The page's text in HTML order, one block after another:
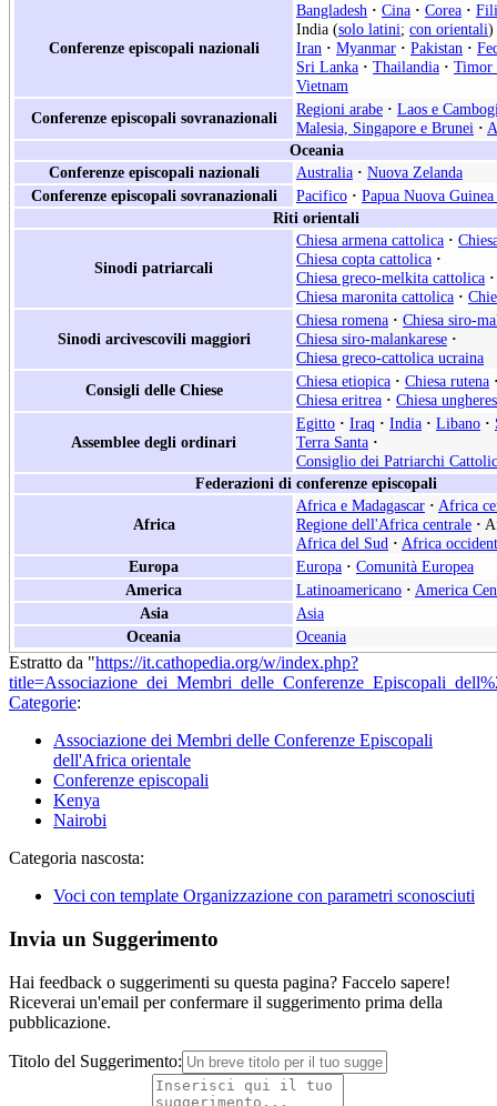
Conferenze episcopali nazionali
Bangladesh · Cina · Corea ·
India (solo latini; con orientali)
Iran · Myanmar · Pakistan ·
Sri Lanka · Thailandia · Timor
Vietnam
Conferenze episcopali sovranazionali
Regioni arabe · Laos e
Malesia, Singapore e Brunei ·
Oceania
Conferenze episcopali nazionali
Australia · Nuova Zelanda
Conferenze episcopali sovranazionali
Pacifico · Papua Nuova
Riti orientali
Sinodi patriarcali
Chiesa armena cattolica ·
Chiesa copta cattolica ·
Chiesa greco-melkita cattolica ·
Chiesa maronita cattolica ·
Sinodi arcivescovili maggiori
Chiesa romena · Chiesa siro-
Chiesa siro-malankarese ·
Chiesa greco-cattolica ucraina
Consigli delle Chiese
Chiesa etiopica · Chiesa rutena
Chiesa eritrea · Chiesa
Assemblee degli ordinari
Egitto · Iraq · India · Libano ·
Terra Santa ·
Consiglio dei Patriarchi
Federazioni di conferenze episcopali
Africa
Africa e Madagascar · Africa
Regione dell'Africa centrale ·
Africa del Sud · Africa
Europa
Europa · Comunità Europea
America
Latinoamericano · America
Asia
Asia
Oceania
Oceania
Estratto da "https://it.cathopedia.org/w/index.php?
Categorie:
Associazione dei Membri delle Conferenze Episcopali
dell'Africa orientale
Conferenze episcopali
Kenya
Nairobi
Categoria nascosta:
Voci con template Organizzazione con parametri sconosciuti
Invia un Suggerimento
Hai feedback o suggerimenti su questa pagina? Faccelo sapere!
Riceverai un'email per confermare il suggerimento prima della
pubblicazione.
Titolo del Suggerimento: